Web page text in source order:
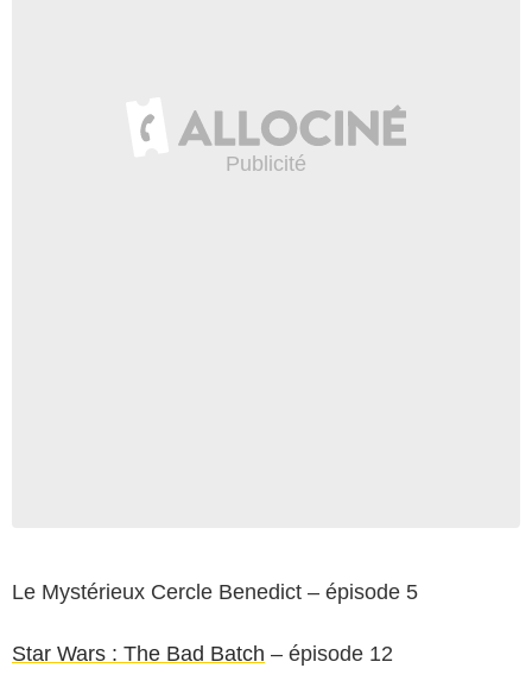
Le Mystérieux Cercle Benedict – épisode 5
Star Wars : The Bad Batch – épisode 12